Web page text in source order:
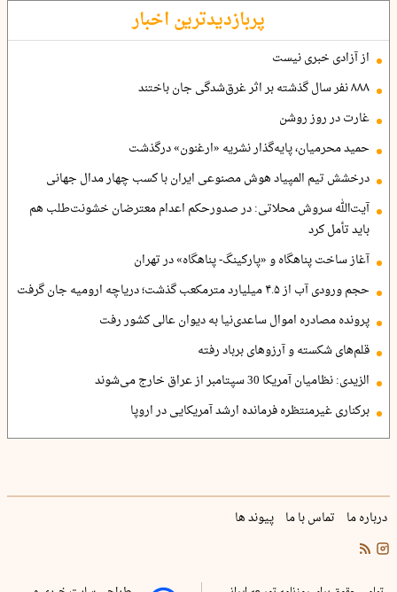
پربازدیدترین اخبار
از آزادی خبری نیست
۸۸۸ نفر سال گذشته بر اثر غرق‌شدگی جان باختند
غارت در روز روشن
حمید محرمیان، پایه‌گذار نشریه «ارغنون» درگذشت
درخشش تیم المپیاد هوش مصنوعی ایران با کسب چهار مدال جهانی
آیت‌الله سروش محلاتی: در صدورحکم اعدام معترضان خشونت‌طلب هم
باید تأمل کرد
آغاز ساخت پناهگاه و «پارکینگ- پناهگاه» در تهران
حجم ورودی آب از ۴.۵ میلیارد مترمکعب گذشت؛ دریاچه ارومیه جان گرفت
پرونده مصادره اموال ساعدی‌نیا به دیوان عالی کشور رفت
قلم‌های شکسته و آرزوهای برباد رفته
الزیدی: نظامیان آمریکا 30 سپتامبر از عراق خارج می‌شوند
برکناری غیرمنتظره فرمانده ارشد آمریکایی در اروپا
درباره ما تماس با ما پیوند ها